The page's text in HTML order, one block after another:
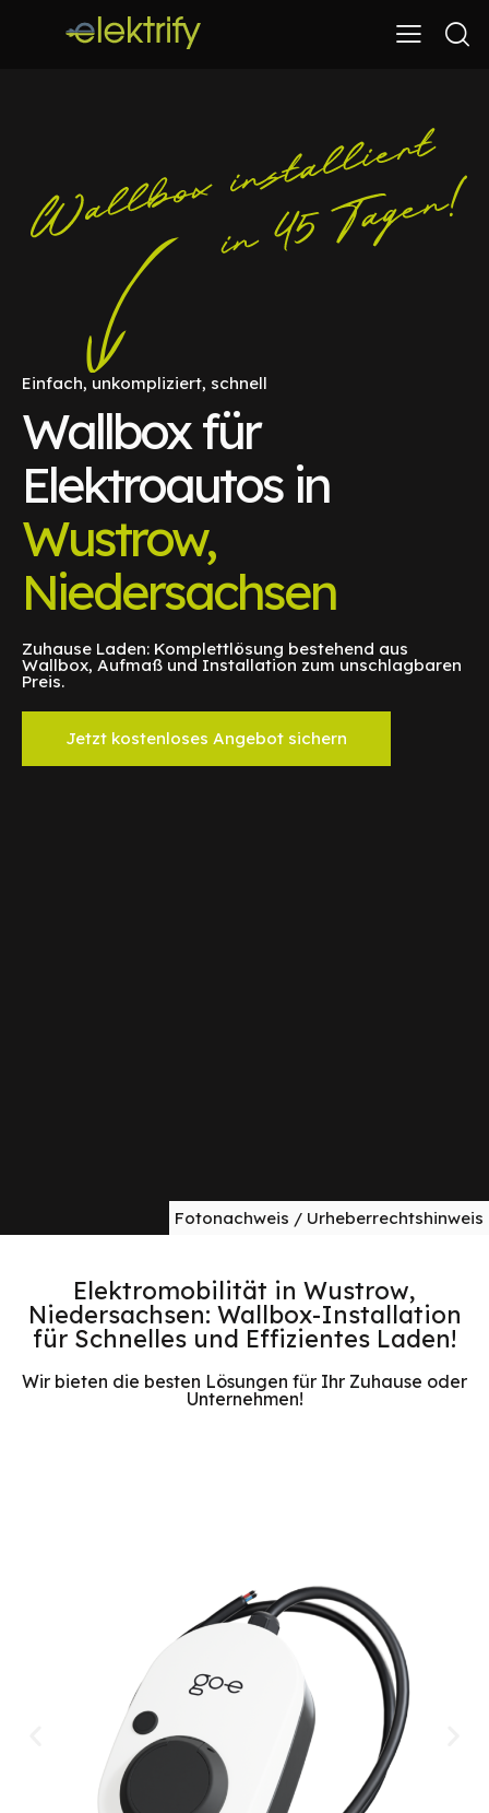
Einfach, unkompliziert, schnell
Wallbox für
Elektroautos in
Wustrow,
Niedersachsen
Zuhause Laden: Komplettlösung bestehend aus
Wallbox, Aufmaß und Installation zum unschlagbaren
Preis.
Jetzt kostenloses Angebot sichern
Fotonachweis / Urheberrechtshinweis
Elektromobilität in Wustrow,
Niedersachsen: Wallbox-Installation
für Schnelles und Effizientes Laden!
Wir bieten die besten Lösungen für Ihr Zuhause oder
Unternehmen!